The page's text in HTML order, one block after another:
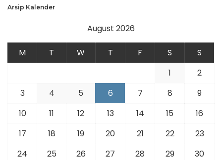
Arsip Kalender
August 2026
M T W T F S
S
1
2
3
4 5 6 7 8
9
10
11 12 13 14 15
16
17
18 19 20 21 22
23
24
25 26 27 28 29
30